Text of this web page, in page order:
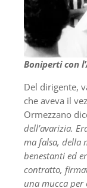
Boniperti con
Del dirigente,
che aveva il
Ormezzano
dell’avarizia.
ma falsa, della
benestanti ed
contratto,
una mucca per